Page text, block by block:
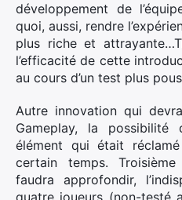
développement de
quoi, aussi, rendre
plus riche et
l’efficacité de cette
au cours d’un test plus
Autre innovation qui
Gameplay, la possibilité
élément qui était
certain temps.
faudra approfondir,
quatre joueurs (non-testé